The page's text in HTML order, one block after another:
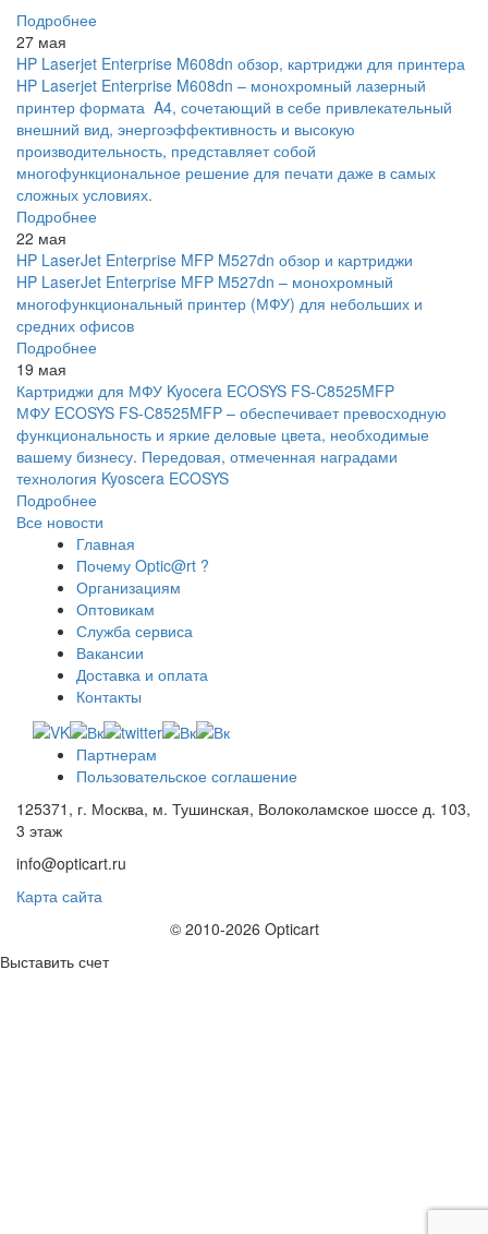
Подробнее
27 мая
HP Laserjet Enterprise M608dn обзор, картриджи для принтера
HP Laserjet Enterprise M608dn – монохромный лазерный
принтер формата A4, сочетающий в себе привлекательный
внешний вид, энергоэффективность и высокую
производительность, представляет собой
многофункциональное решение для печати даже в самых
сложных условиях.
Подробнее
22 мая
HP LaserJet Enterprise MFP M527dn обзор и картриджи
HP LaserJet Enterprise MFP M527dn – монохромный
многофункциональный принтер (МФУ) для небольших и
средних офисов
Подробнее
19 мая
Картриджи для МФУ Kyocera ECOSYS FS-C8525MFP
МФУ ECOSYS FS-C8525MFP – обеспечивает превосходную
функциональность и яркие деловые цвета, необходимые
вашему бизнесу. Передовая, отмеченная наградами
технология Kyoscera ECOSYS
Подробнее
Все новости
Главная
Почему Optic@rt ?
Организациям
Оптовикам
Служба сервиса
Вакансии
Доставка и оплата
Контакты
Партнерам
Пользовательское соглашение
125371, г. Москва, м. Тушинская, Волоколамское шоссе д. 103,
3 этаж
info@opticart.ru
Карта сайта
© 2010-2026 Opticart
Выставить счет